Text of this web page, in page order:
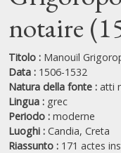
notaire
Titolo : Manouïl
Data : 1506-1532
Natura della fonte : atti
Lingua : grec
Periodo : moderne
Luoghi : Candia, Creta
Riassunto : 171 actes